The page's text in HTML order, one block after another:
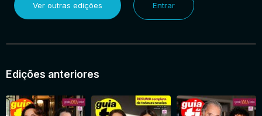
Ver outras edições Entrar
Edições anteriores